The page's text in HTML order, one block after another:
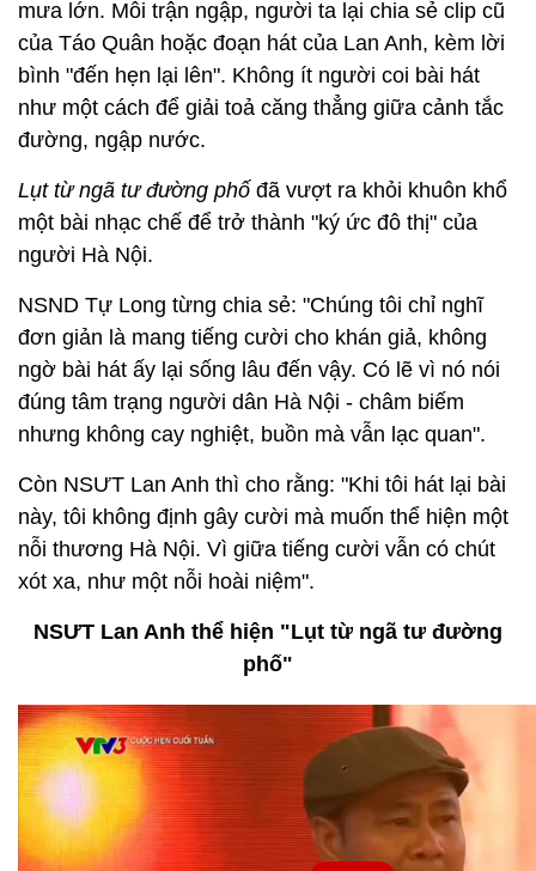
mưa lớn. Mỗi trận ngập, người ta lại chia sẻ clip cũ
của Táo Quân hoặc đoạn hát của Lan Anh, kèm lời
bình "đến hẹn lại lên". Không ít người coi bài hát
như một cách để giải toả căng thẳng giữa cảnh tắc
đường, ngập nước.
Lụt từ ngã tư đường phố đã vượt ra khỏi khuôn khổ
một bài nhạc chế để trở thành "ký ức đô thị" của
người Hà Nội.
NSND Tự Long từng chia sẻ: "Chúng tôi chỉ nghĩ
đơn giản là mang tiếng cười cho khán giả, không
ngờ bài hát ấy lại sống lâu đến vậy. Có lẽ vì nó nói
đúng tâm trạng người dân Hà Nội - châm biếm
nhưng không cay nghiệt, buồn mà vẫn lạc quan".
Còn NSƯT Lan Anh thì cho rằng: "Khi tôi hát lại bài
này, tôi không định gây cười mà muốn thể hiện một
nỗi thương Hà Nội. Vì giữa tiếng cười vẫn có chút
xót xa, như một nỗi hoài niệm".
NSƯT Lan Anh thể hiện "Lụt từ ngã tư đường
phố"